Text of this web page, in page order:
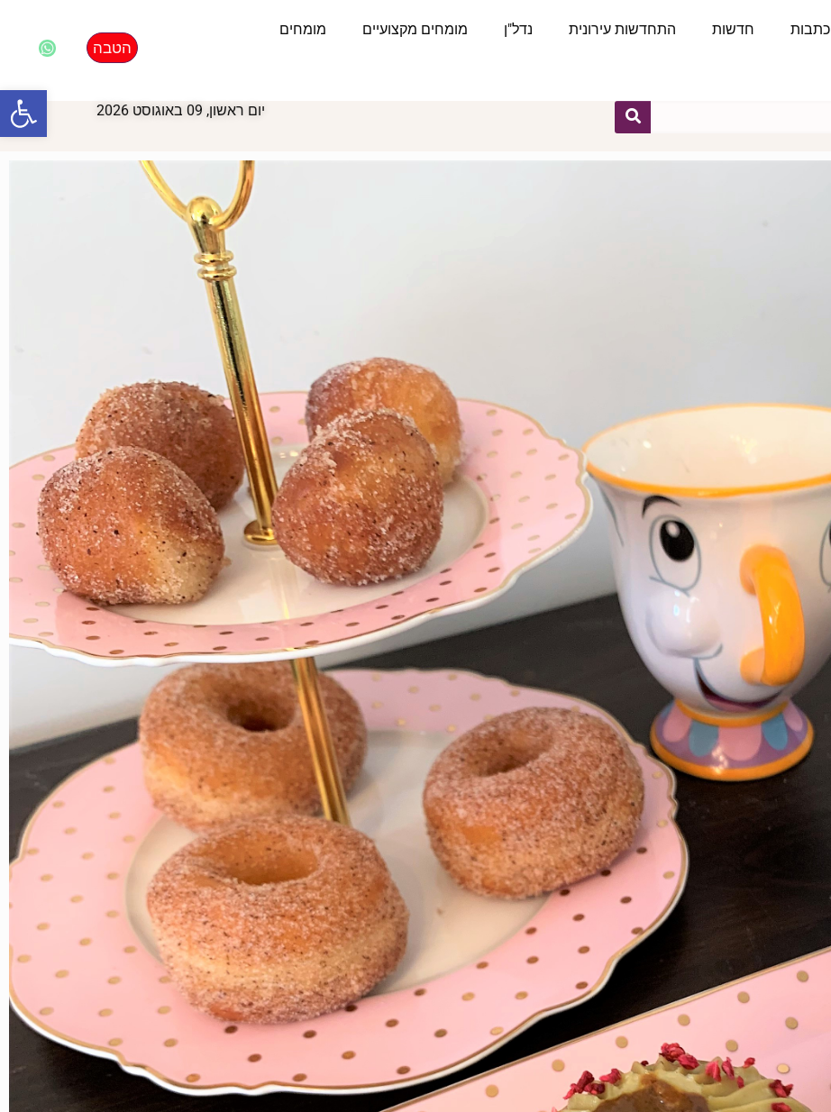
כתבות חדשות התחדשות עירונית נדל"ן מומחים מקצועיים מומחים
הטבה
יום ראשון, 09 באוגוסט 2026 פתח